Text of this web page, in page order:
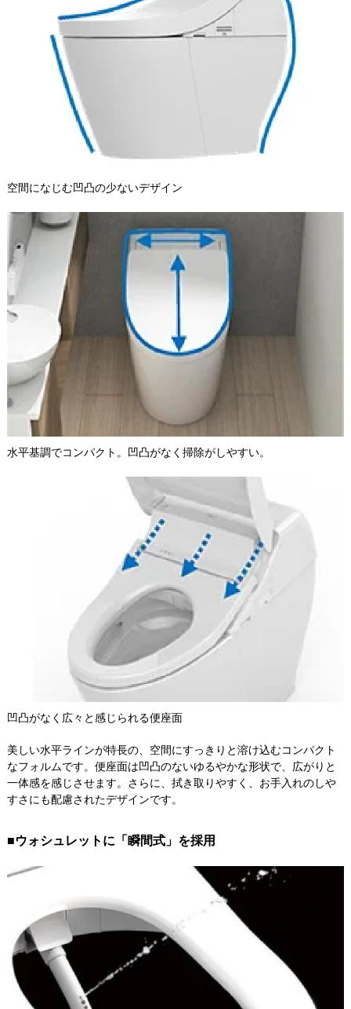
空間になじむ凹凸の少ないデザイン
水平基調でコンパクト。凹凸がなく掃除がしやすい。
凹凸がなく広々と感じられる便座面
美しい水平ラインが特長の、空間にすっきりと溶け込むコンパクト
なフォルムです。便座面は凹凸のないゆるやかな形状で、広がりと
一体感を感じさせます。さらに、拭き取りやすく、お手入れのしや
すさにも配慮されたデザインです。
■ウォシュレットに「瞬間式」を採用